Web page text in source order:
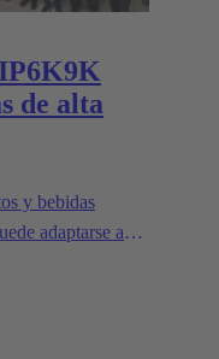
IP6K9K
de alta
y bebidas
adaptarse a